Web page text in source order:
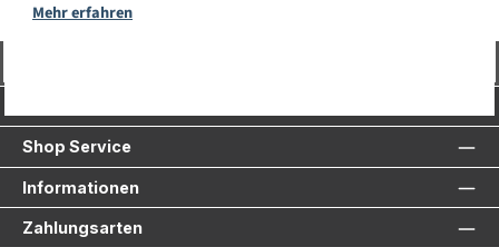
Mehr erfahren
Shop Service
Informationen
Zahlungsarten